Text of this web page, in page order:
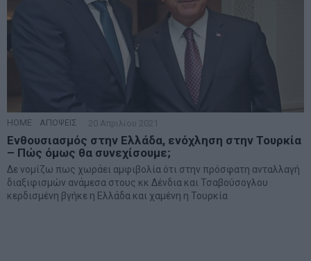
HOME ΑΠΟΨΕΙΣ 20 Απριλίου 2021
Ενθουσιασμός στην Ελλάδα, ενόχληση στην Τουρκία
– Πώς όμως θα συνεχίσουμε;
Δε νομίζω πως χωράει αμφιβολία ότι στην πρόσφατη ανταλλαγή
διαξιφισμών ανάμεσα στους κκ Δένδια και Τσαβούσογλου
κερδισμένη βγήκε η Ελλάδα και χαμένη η Τουρκία